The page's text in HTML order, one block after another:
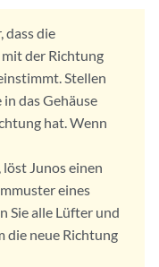
dass die
der Richtung
Stellen
in das Gehäuse
hat. Wenn
Junos einen
eines
Sie alle Lüfter und
die neue Richtung